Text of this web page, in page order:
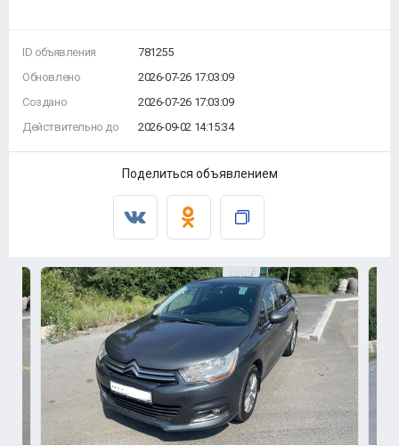
ID объявления
Обновлено
Создано
Действительно до
781255
2026-07-26 17:03:09
2026-07-26 17:03:09
2026-09-02 14:15:34
Поделиться объявлением